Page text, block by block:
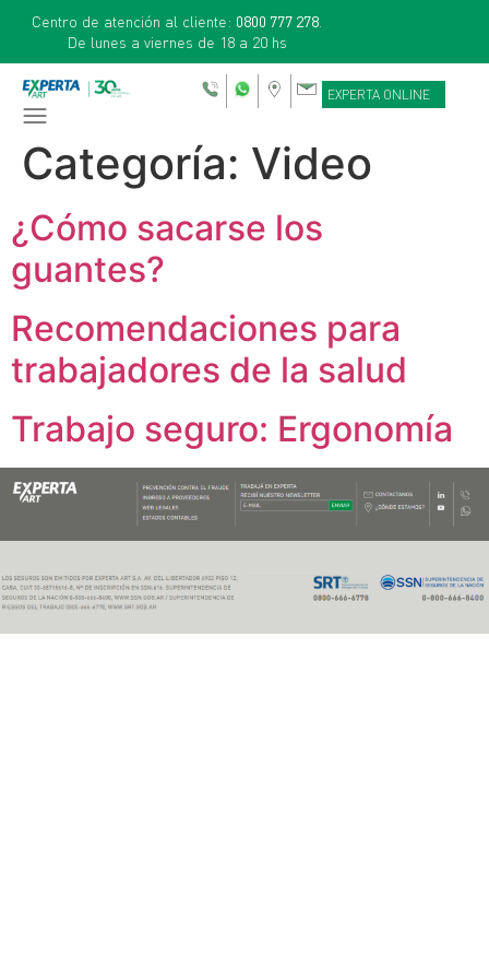
Centro de atención al cliente: 0800 777 278
De lunes a viernes de 18 a 20 hs
EXPERTA ONLINE
Categoría: Video
¿Cómo sacarse los
guantes?
Recomendaciones para
trabajadores de la salud
Trabajo seguro: Ergonomía